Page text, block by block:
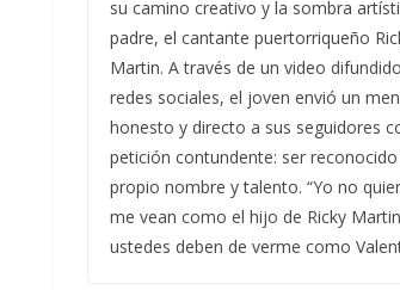
su camino creativo y la sombra
padre, el cantante puertorriqueño
Martin. A través de un video
redes sociales, el joven envió un
honesto y directo a sus seguidores
petición contundente: ser
propio nombre y talento. “Yo no
me vean como el hijo de Ricky
ustedes deben de verme como